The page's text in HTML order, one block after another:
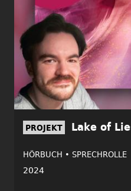
PROJEKT Lake of
HÖRBUCH • SPRECHROLLE
2024